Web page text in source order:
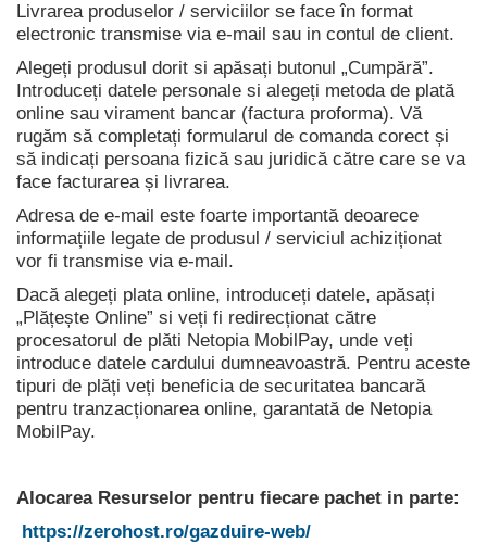
Livrarea produselor / serviciilor se face în format
electronic transmise via e-mail sau in contul de client.
Alegeți produsul dorit si apăsați butonul „Cumpără”.
Introduceți datele personale si alegeți metoda de plată
online sau virament bancar (factura proforma). Vă
rugăm să completați formularul de comanda corect și
să indicați persoana fizică sau juridică către care se va
face facturarea și livrarea.
Adresa de e-mail este foarte importantă deoarece
informațiile legate de produsul / serviciul achiziționat
vor fi transmise via e-mail.
Dacă alegeți plata online, introduceți datele, apăsați
„Plățește Online” si veți fi redirecționat către
procesatorul de plăti Netopia MobilPay, unde veți
introduce datele cardului dumneavoastră. Pentru aceste
tipuri de plăți veți beneficia de securitatea bancară
pentru tranzacționarea online, garantată de Netopia
MobilPay.
Alocarea Resurselor pentru fiecare pachet in parte:
https://zerohost.ro/gazduire-web/